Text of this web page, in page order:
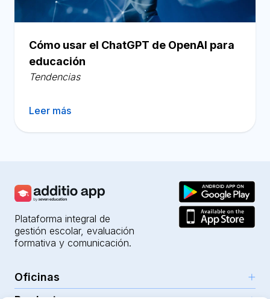
Cómo usar el ChatGPT de OpenAI para
educación
Tendencias
Leer más
Plataforma integral de
gestión escolar, evaluación
formativa y comunicación.
Oficinas